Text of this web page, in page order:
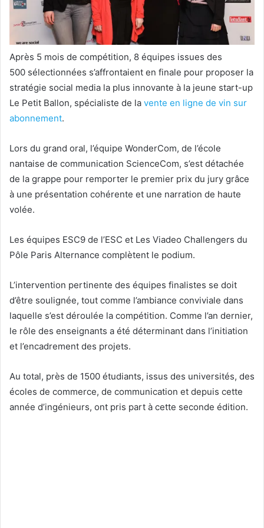
Après 5 mois de compétition, 8 équipes issues des
500 sélectionnées s’affrontaient en finale pour proposer la
stratégie social media la plus innovante à la jeune start-up
Le Petit Ballon, spécialiste de la vente en ligne de vin sur
abonnement.
Lors du grand oral, l’équipe WonderCom, de l’école
nantaise de communication ScienceCom, s’est détachée
de la grappe pour remporter le premier prix du jury grâce
à une présentation cohérente et une narration de haute
volée.
Les équipes ESC9 de l’ESC et Les Viadeo Challengers du
Pôle Paris Alternance complètent le podium.
L’intervention pertinente des équipes finalistes se doit
d’être soulignée, tout comme l’ambiance conviviale dans
laquelle s’est déroulée la compétition. Comme l’an dernier,
le rôle des enseignants a été déterminant dans l’initiation
et l’encadrement des projets.
Au total, près de 1500 étudiants, issus des universités, des
écoles de commerce, de communication et depuis cette
année d’ingénieurs, ont pris part à cette seconde édition.